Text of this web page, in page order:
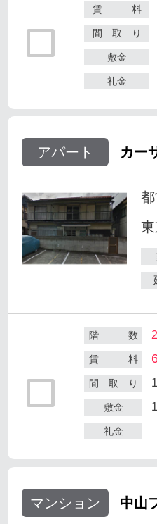
賃 料
間 取 り
敷金
礼金
アパート カー
階 数
賃 料
間 取 り
敷金
礼金
マンション 中山